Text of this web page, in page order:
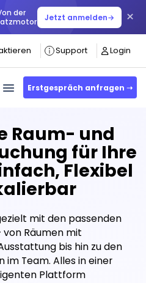
der
Jetzt anmelden→ ×
Support Login
Erstgespräch anfragen ➝
Raum- und
für Ihre
Flexibel
mit den passenden
von Räumen mit
bis hin zu den
im Team. Alles in einer
Plattform